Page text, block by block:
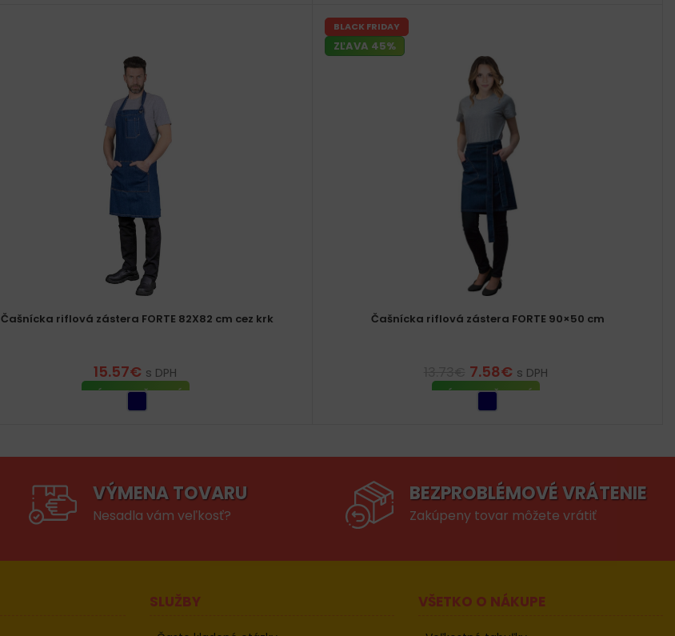
Čašnícka riflová zástera FORTE 82X82 cm cez krk
15.57€ s DPH
VÝBER MOŽNOSTÍ
BLACK FRIDAY
ZĽAVA 45%
Čašnícka riflová zástera FORTE 90×50 cm
7.58€ s DPH
VÝBER MOŽNOSTÍ
VÝMENA TOVARU
Nesadla vám veľkosť?
BEZPROBLÉMOVÉ VRÁTENIE
Zakúpeny tovar môžete vrátiť
SLUŽBY VŠETKO O NÁKUPE